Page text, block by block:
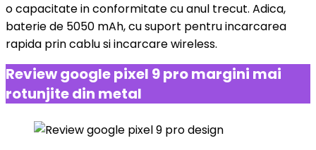
o capacitate in conformitate cu anul trecut. Adica,
baterie de 5050 mAh, cu suport pentru incarcarea
rapida prin cablu si incarcare wireless.
Review google pixel 9 pro margini mai
rotunjite din metal